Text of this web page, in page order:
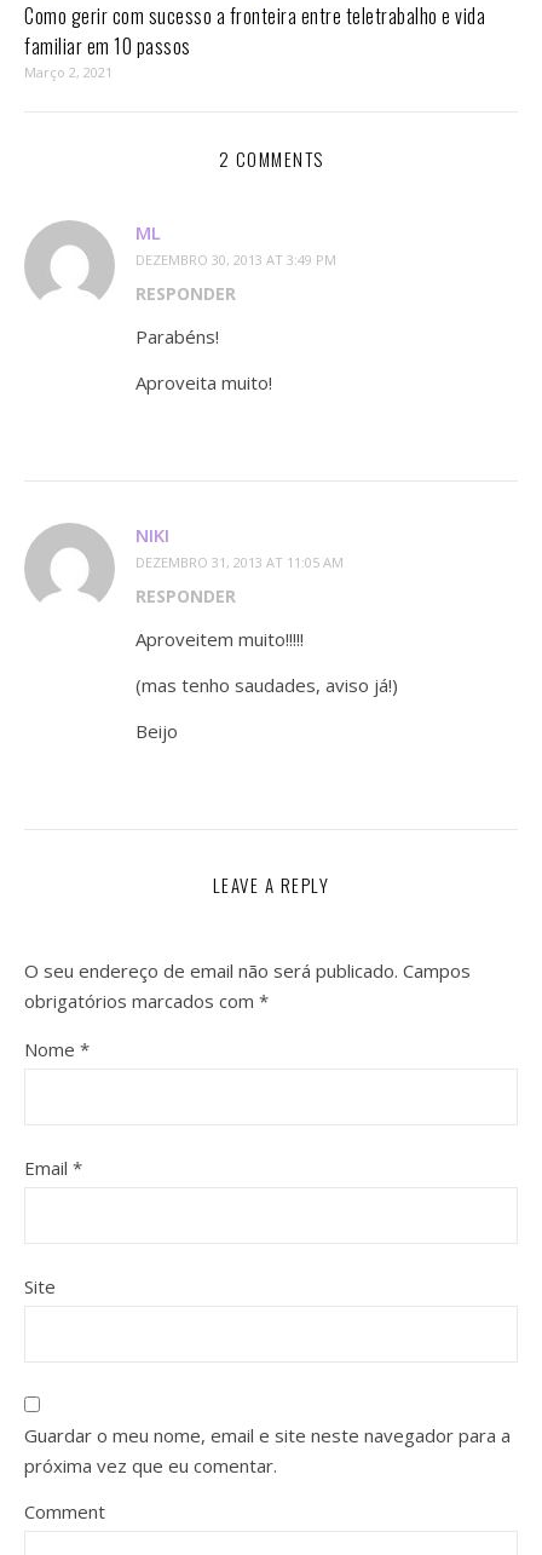
Como gerir com sucesso a fronteira entre teletrabalho e vida
familiar em 10 passos⁣
Março 2, 2021
2 COMMENTS
ML
DEZEMBRO 30, 2013 AT 3:49 PM
RESPONDER
Parabéns!
Aproveita muito!
NIKI
DEZEMBRO 31, 2013 AT 11:05 AM
RESPONDER
Aproveitem muito!!!!!
(mas tenho saudades, aviso já!)
Beijo
LEAVE A REPLY
O seu endereço de email não será publicado. Campos
obrigatórios marcados com *
Nome *
Email *
Site
Guardar o meu nome, email e site neste navegador para a
próxima vez que eu comentar.
Comment